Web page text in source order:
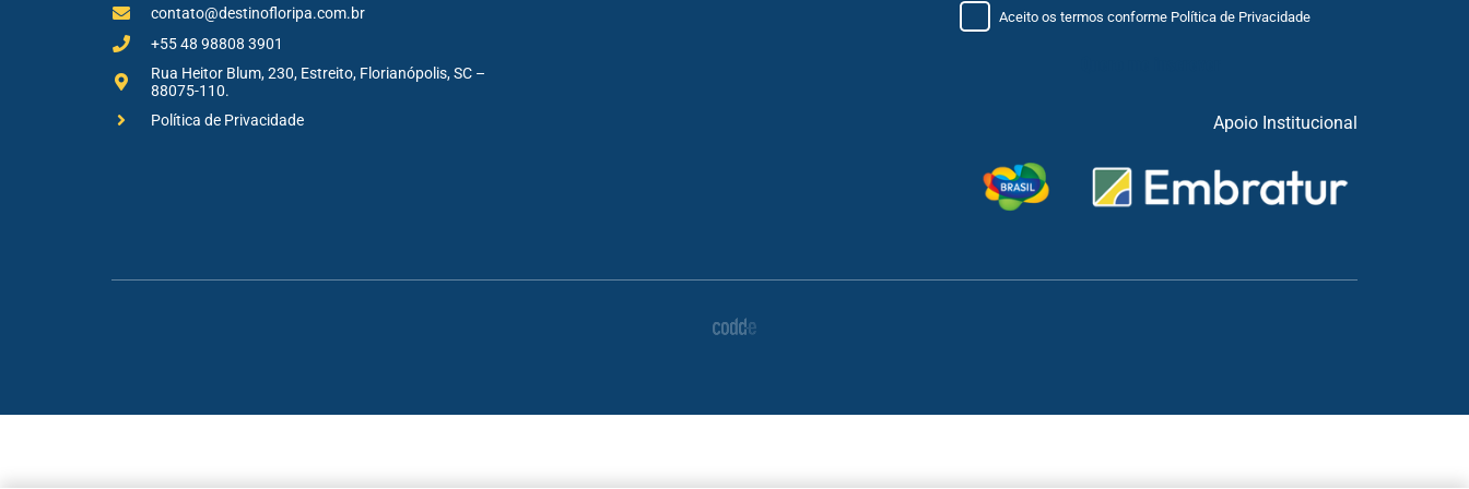
contato@destinofloripa.com.br
+55 48 98808 3901
Rua Heitor Blum, 230, Estreito, Florianópolis, SC –
88075-110.
Política de Privacidade
Aceito os termos conforme Política de Privacidade
Apoio Institucional